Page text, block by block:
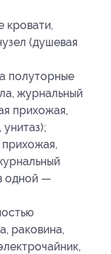
кровати,
(душевая
полуторные
журнальный
прихожая,
одной —
раковина,